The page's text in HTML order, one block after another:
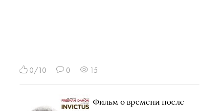
0/10 0 15
Фильм о времени после